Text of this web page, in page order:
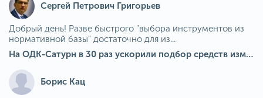
Сергей Петрович Григорьев
Добрый день! Разве быстрого "выбора инструментов из
нормативной базы" достаточно для из...
На ОДК-Сатурн в 30 раз ускорили подбор средств измерения для контроля качества продукции
Борис Кац